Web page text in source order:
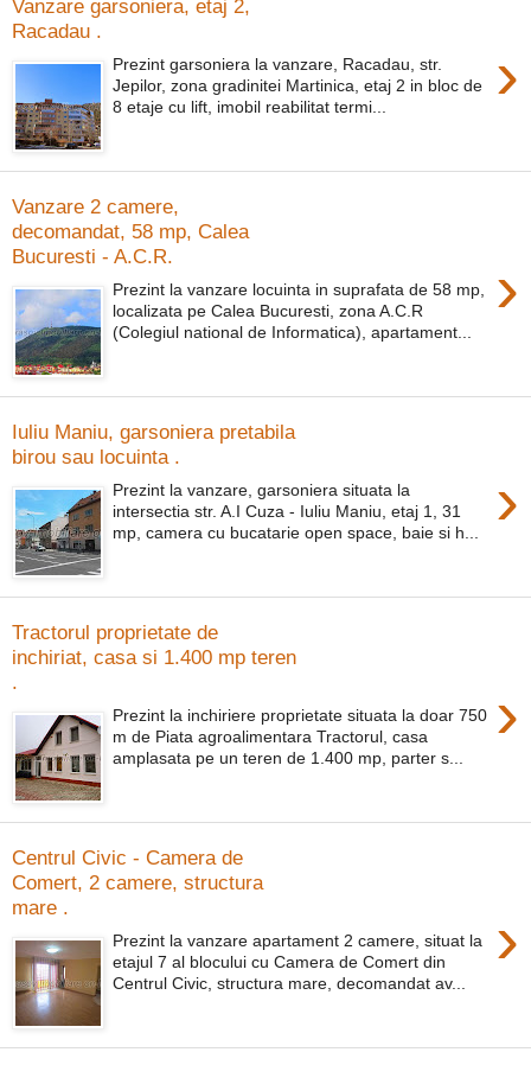
Vanzare garsoniera, etaj 2,
Racadau .
›
Prezint garsoniera la vanzare, Racadau, str.
Jepilor, zona gradinitei Martinica, etaj 2 in bloc de
8 etaje cu lift, imobil reabilitat termi...
Vanzare 2 camere,
decomandat, 58 mp, Calea
Bucuresti - A.C.R.
›
Prezint la vanzare locuinta in suprafata de 58 mp,
localizata pe Calea Bucuresti, zona A.C.R
(Colegiul national de Informatica), apartament...
Iuliu Maniu, garsoniera pretabila
birou sau locuinta .
›
Prezint la vanzare, garsoniera situata la
intersectia str. A.I Cuza - Iuliu Maniu, etaj 1, 31
mp, camera cu bucatarie open space, baie si h...
Tractorul proprietate de
inchiriat, casa si 1.400 mp teren
.
›
Prezint la inchiriere proprietate situata la doar 750
m de Piata agroalimentara Tractorul, casa
amplasata pe un teren de 1.400 mp, parter s...
Centrul Civic - Camera de
Comert, 2 camere, structura
mare .
›
Prezint la vanzare apartament 2 camere, situat la
etajul 7 al blocului cu Camera de Comert din
Centrul Civic, structura mare, decomandat av...